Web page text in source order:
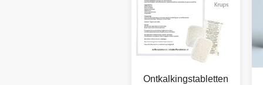
Ontkalkingstabletten